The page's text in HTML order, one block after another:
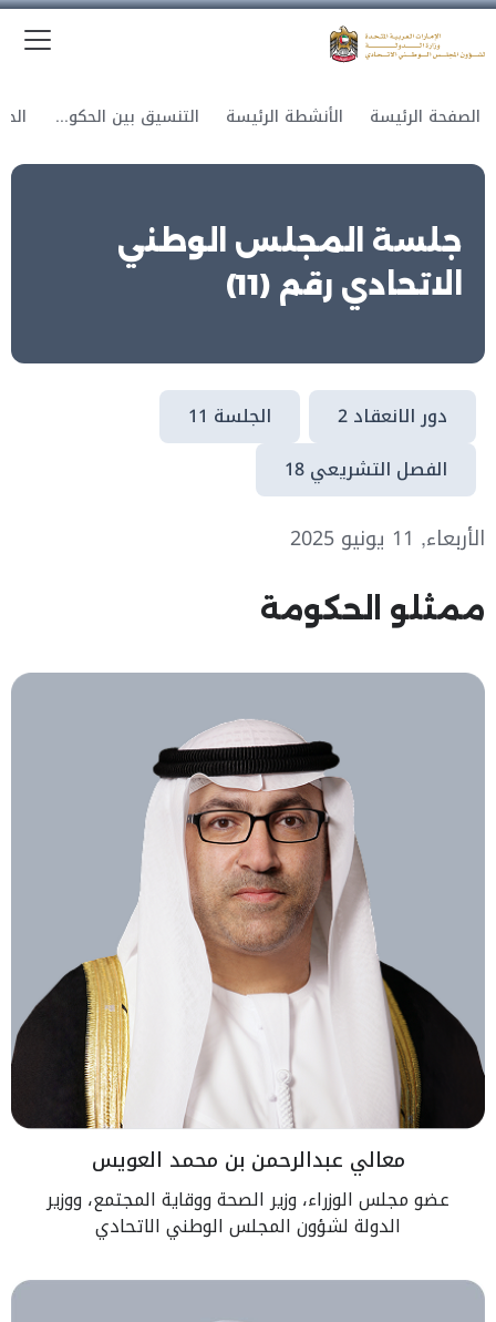
الصفحة الرئيسة الأنشطة الرئيسة التنسيق بين الحكومة والمجلس
جلسة المجلس الوطني
الاتحادي رقم (11)
دور الانعقاد 2
الجلسة 11
الفصل التشريعي 18
الأربعاء, 11 يونيو 2025
ممثلو الحكومة
معالي عبدالرحمن بن محمد العويس
عضو مجلس الوزراء، وزير الصحة ووقاية المجتمع، ووزير
الدولة لشؤون المجلس الوطني الاتحادي